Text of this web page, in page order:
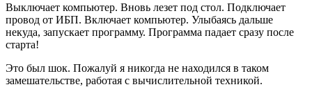
Выключает компьютер. Вновь лезет под стол. Подключает
провод от ИБП. Включает компьютер. Улыбаясь дальше
некуда, запускает программу. Программа падает сразу после
старта!
Это был шок. Пожалуй я никогда не находился в таком
замешательстве, работая с вычислительной техникой.